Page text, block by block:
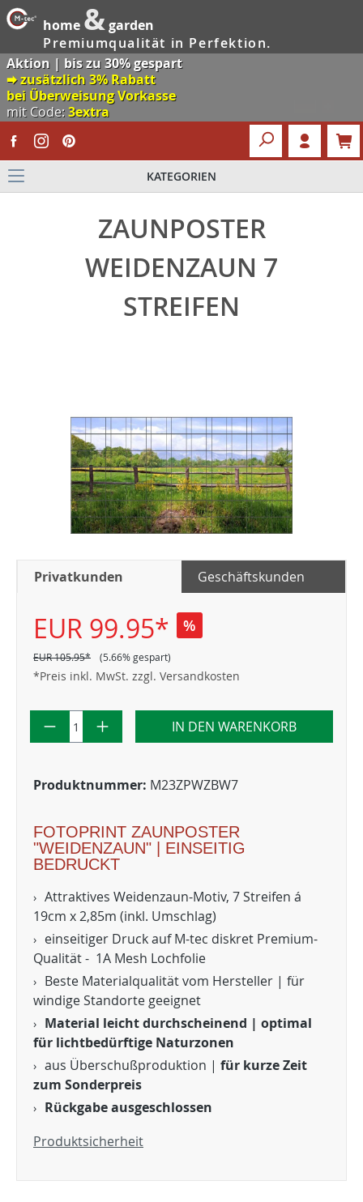
home &garden
Premiumqualität in Perfektion.
Aktion | bis zu 30% gespart
🠮 zusätzlich 3% Rabatt
bei Überweisung Vorkasse
mit Code:3extra
KATEGORIEN
ZAUNPOSTER
WEIDENZAUN 7
STREIFEN
Privatkunden Geschäftskunden
EUR 99.95* %
EUR 105.95* (5.66% gespart)
*Preis inkl. MwSt. zzgl. Versandkosten
IN DEN WARENKORB
Produktnummer: M23ZPWZBW7
FOTOPRINT ZAUNPOSTER
"WEIDENZAUN" | EINSEITIG
BEDRUCKT
Attraktives Weidenzaun-Motiv, 7 Streifen á
19cm x 2,85m (inkl. Umschlag)
einseitiger Druck auf M-tec diskret Premium-
Qualität - 1A Mesh Lochfolie
Beste Materialqualität vom Hersteller | für
windige Standorte geeignet
Material leicht durchscheinend | optimal
für lichtbedürftige Naturzonen
aus Überschußproduktion | für kurze Zeit
zum Sonderpreis
Rückgabe ausgeschlossen
Produktsicherheit